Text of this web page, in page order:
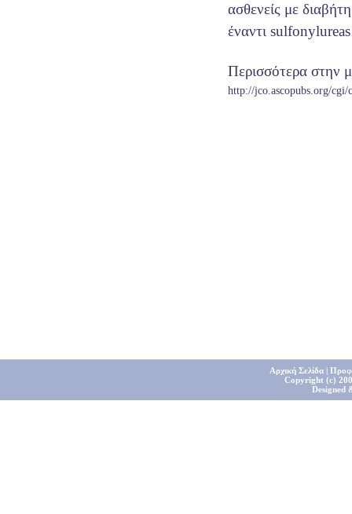
ασθενείς με
έναντι
Περισσότερα στην
http://jco.ascopubs.org/cgi/
Αρχική Σελίδα|
Copyright (c)
Designed